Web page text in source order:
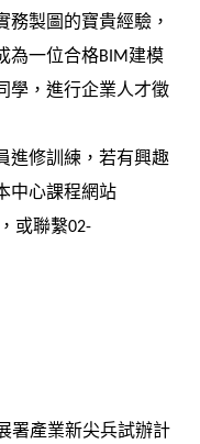
務製圖的寶貴經驗，
為一位合格BIM建模
學，進行企業人才徵
進修訓練，若有興趣
中心課程網站
或聯繫02-
署產業新尖兵試辦計